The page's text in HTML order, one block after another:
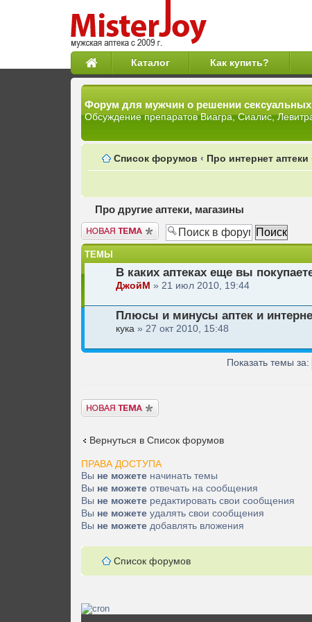
Каталог Как купить?
Форум для мужчин о решении
Обсуждение препаратов Виагра, Сиалис,
Список форумов ‹ Про интернет аптеки
Про другие аптеки, магазины
Новая тема
ТЕМЫ
В каких аптеках еще вы
ДжойМ » 21 июл 2010, 19:44
Плюсы и минусы аптек и
кука » 27 окт 2010, 15:48
Показать темы за:
Новая тема
Вернуться в Список форумов
ПРАВА ДОСТУПА
Вы не можете начинать темы
Вы не можете отвечать на сообщения
Вы не можете редактировать свои сообщения
Вы не можете удалять свои сообщения
Вы не можете добавлять вложения
Список форумов